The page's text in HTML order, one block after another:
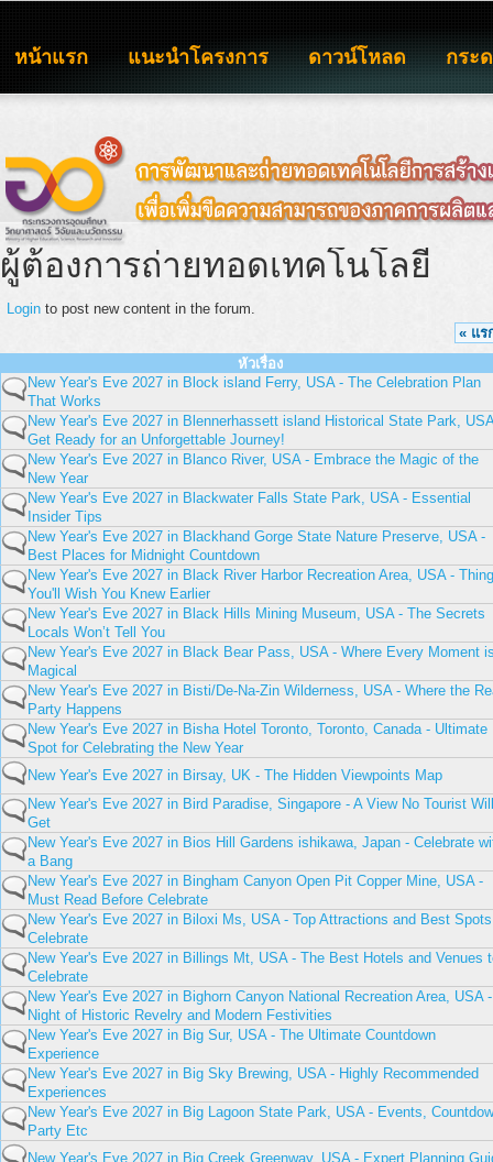
หน้าแรก แนะนำโครงการ ดาวน์โหลด กระ
ผู้ต้องการถ่ายทอดเทคโนโลยี
Login to post new content in the forum.
« แร
หัวเรื่อง
New Year's Eve 2027 in Block island Ferry, USA - The Celebration Plan
That Works
New Year's Eve 2027 in Blennerhassett island Historical State Park,
Get Ready for an Unforgettable Journey!
New Year's Eve 2027 in Blanco River, USA - Embrace the Magic of the
New Year
New Year's Eve 2027 in Blackwater Falls State Park, USA - Essential
Insider Tips
New Year's Eve 2027 in Blackhand Gorge State Nature Preserve, USA -
Best Places for Midnight Countdown
New Year's Eve 2027 in Black River Harbor Recreation Area, USA -
You'll Wish You Knew Earlier
New Year's Eve 2027 in Black Hills Mining Museum, USA - The Secrets
Locals Won’t Tell You
New Year's Eve 2027 in Black Bear Pass, USA - Where Every Moment
Magical
New Year's Eve 2027 in Bisti/De-Na-Zin Wilderness, USA - Where the
Party Happens
New Year's Eve 2027 in Bisha Hotel Toronto, Toronto, Canada - Ultimate
Spot for Celebrating the New Year
New Year's Eve 2027 in Birsay, UK - The Hidden Viewpoints Map
New Year's Eve 2027 in Bird Paradise, Singapore - A View No Tourist Will
Get
New Year's Eve 2027 in Bios Hill Gardens ishikawa, Japan - Celebrate
a Bang
New Year's Eve 2027 in Bingham Canyon Open Pit Copper Mine, USA -
Must Read Before Celebrate
New Year's Eve 2027 in Biloxi Ms, USA - Top Attractions and Best
Celebrate
New Year's Eve 2027 in Billings Mt, USA - The Best Hotels and Venues
Celebrate
New Year's Eve 2027 in Bighorn Canyon National Recreation Area, USA
Night of Historic Revelry and Modern Festivities
New Year's Eve 2027 in Big Sur, USA - The Ultimate Countdown
Experience
New Year's Eve 2027 in Big Sky Brewing, USA - Highly Recommended
Experiences
New Year's Eve 2027 in Big Lagoon State Park, USA - Events,
Party Etc
New Year's Eve 2027 in Big Creek Greenway, USA - Expert Planning